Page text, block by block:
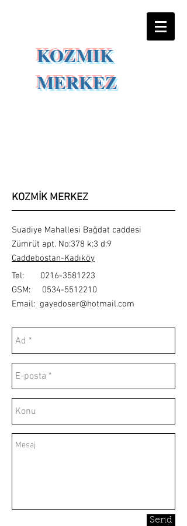
KOZMIK
MERKEZ
KOZMİK MERKEZ
Suadiye Mahallesi Bağdat caddesi
Zümrüt apt. No:378 k:3 d:9
Caddebostan-Kadıköy
Tel: 0216-3581223
GSM: 0534-5512210
Email: gayedoser@hotmail.com
Send